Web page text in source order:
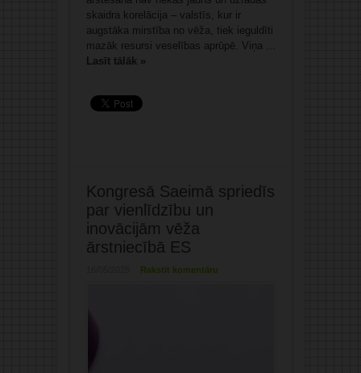
skaidra korelācija – valstīs, kur ir
augstāka mirstība no vēža, tiek ieguldīti
mazāk resursi veselības aprūpē. Viņa ...
Lasīt tālāk »
Kongresā Saeimā spriedīs
par vienlīdzību un
inovācijām vēža
ārstniecībā ES
Rakstīt komentāru